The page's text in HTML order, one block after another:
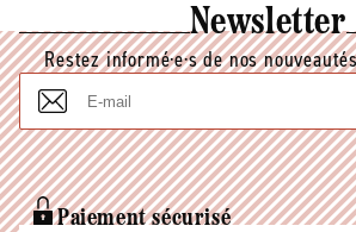
Newsletter
Restez informé·e·s de nos
E-
mail
Paiement sécurisé